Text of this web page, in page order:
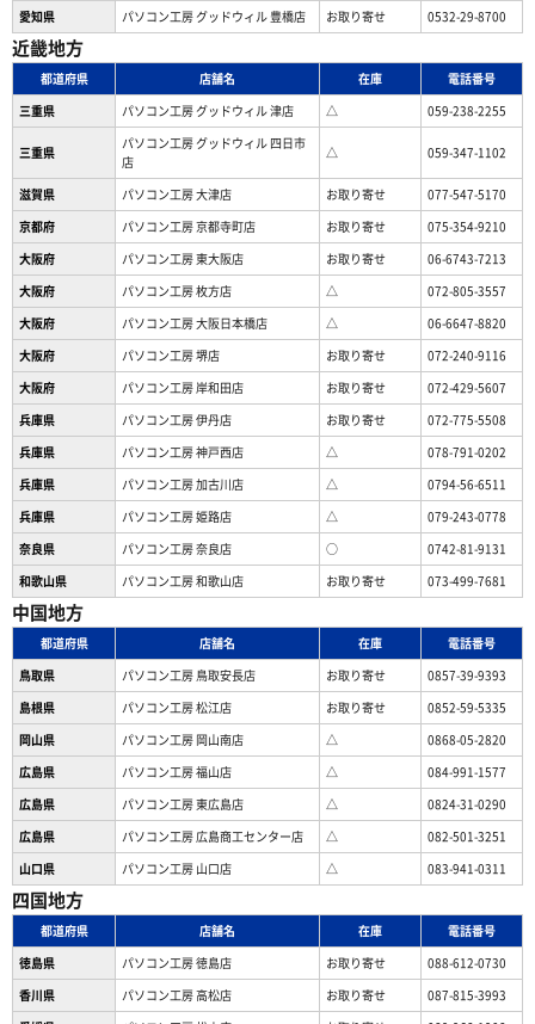
愛知県
パソコン工房 グッドウィル 豊橋店 お取り寄せ 0532-29-8700
近畿地方
都道府県 店舗名 在庫
電話番号
三重県
パソコン工房 グッドウィル 津店 △ 059-238-2255
三重県
パソコン工房 グッドウィル 四日市
店
△ 059-347-1102
滋賀県 パソコン工房 大津店 お取り寄せ
077-547-5170
京都府
パソコン工房 京都寺町店 お取り寄せ
075-354-9210
大阪府
パソコン工房 東大阪店 お取り寄せ
06-6743-7213
大阪府
パソコン工房 枚方店 △
072-805-3557
大阪府
パソコン工房 大阪日本橋店 △
06-6647-8820
大阪府
パソコン工房 堺店 お取り寄せ
072-240-9116
大阪府
パソコン工房 岸和田店 お取り寄せ
072-429-5607
兵庫県
パソコン工房 伊丹店 お取り寄せ
072-775-5508
兵庫県
パソコン工房 神戸西店 △
078-791-0202
兵庫県
パソコン工房 加古川店 △
0794-56-6511
兵庫県
パソコン工房 姫路店 △
079-243-0778
奈良県
パソコン工房 奈良店 ○
0742-81-9131
和歌山県
パソコン工房 和歌山店 お取り寄せ 073-499-7681
中国地方
都道府県 店舗名 在庫
電話番号
鳥取県
パソコン工房 鳥取安長店 お取り寄せ
0857-39-9393
島根県
パソコン工房 松江店 お取り寄せ
0852-59-5335
岡山県
パソコン工房 岡山南店 △
0868-05-2820
広島県
パソコン工房 福山店 △
084-991-1577
広島県
パソコン工房 東広島店 △
0824-31-0290
広島県
パソコン工房 広島商工センター店 △
082-501-3251
山口県
パソコン工房 山口店 △ 083-941-0311
四国地方
都道府県 店舗名 在庫
電話番号
徳島県
パソコン工房 徳島店 お取り寄せ
088-612-0730
香川県
パソコン工房 高松店 お取り寄せ
087-815-3993